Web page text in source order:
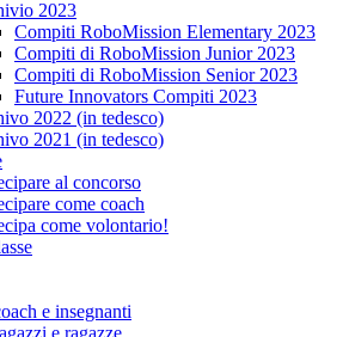
2023
Compiti RoboMission Elementary 2023
Compiti di RoboMission Junior 2023
Compiti di RoboMission Senior 2023
Future Innovators Compiti 2023
2022 (in tedesco)
2021 (in tedesco)
al concorso
come coach
come volontario!
e insegnanti
e ragazze